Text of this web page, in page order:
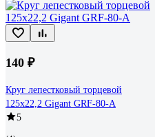
140 ₽
Круг лепестковый торцевой
125x22,2 Gigant GRF-80-А
5